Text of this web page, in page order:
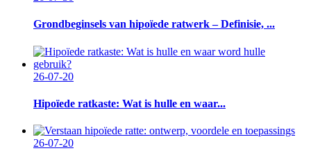
Grondbeginsels van hipoïede ratwerk – Definisie, ...
26-07-20
Hipoïede ratkaste: Wat is hulle en waar...
26-07-20